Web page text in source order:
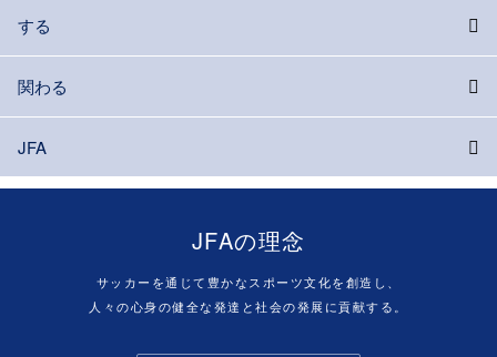
する
関わる
JFA
JFAの理念
サッカーを通じて豊かなスポーツ文化を創造し、
人々の心身の健全な発達と社会の発展に貢献する。